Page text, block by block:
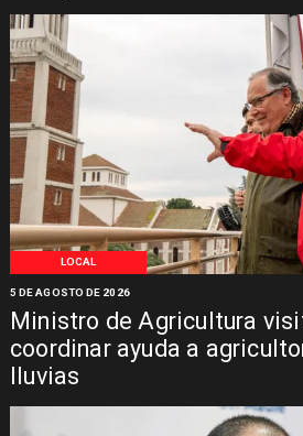
LOCAL
Ministro de Agricultura
coordinar ayuda a
lluvias
5 DE AGOSTO DE 2026